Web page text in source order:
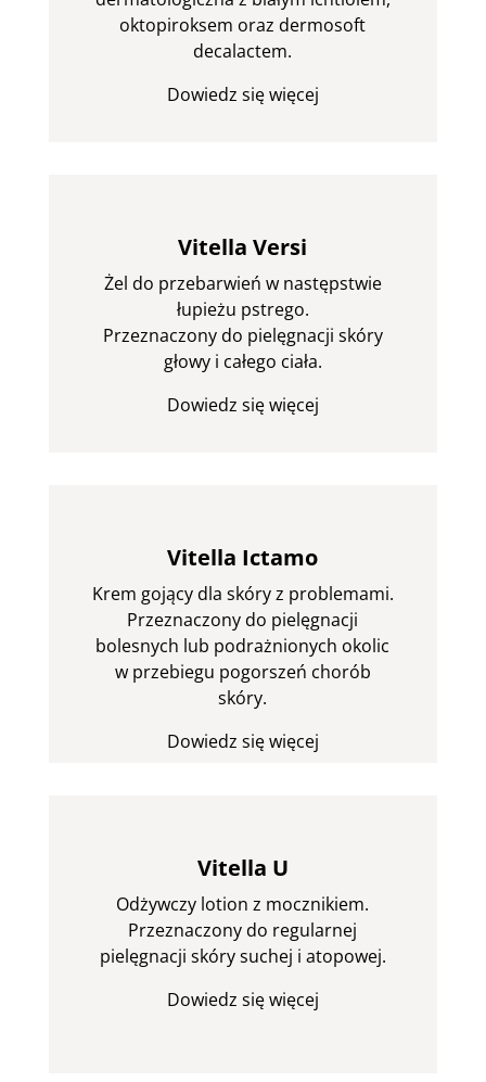
oktopiroksem oraz dermosoft
decalactem.
Dowiedz się więcej
Vitella Versi
Żel do przebarwień w następstwie
łupieżu pstrego.
Przeznaczony do pielęgnacji skóry
głowy i całego ciała.
Dowiedz się więcej
Vitella Ictamo
Krem gojący dla skóry z problemami.
Przeznaczony do pielęgnacji
bolesnych lub podrażnionych okolic
w przebiegu pogorszeń chorób
skóry.
Dowiedz się więcej
Vitella U
Odżywczy lotion z mocznikiem.
Przeznaczony do regularnej
pielęgnacji skóry suchej i atopowej.
Dowiedz się więcej